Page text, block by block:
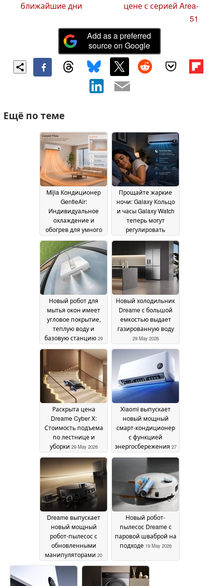
ближайшие дни
цене с серией Area-
51
Add as a preferred
source on Google
Ещё по теме
Mijia Кондиционер
GentleAir:
Индивидуальное
охлаждение и
обогрев для умного
01 June 2026
Прощайте жаркие
ночи: Galaxy Кольцо
и часы Galaxy Watch
теперь могут
регулировать
время сна30 May 2026
Новый робот для
мытья окон имеет
угловое покрытие,
теплую воду и
базовую станцию 29
May 2026
Новый холодильник
Dreame с большой
емкостью выдает
газированную воду
29 May 2026
Раскрыта цена
Dreame Cyber X:
Стоимость подъема
по лестнице и
уборки 29 May 2026
Xiaomi выпускает
новый мощный
смарт-кондиционер
с функцией
энергосбережения 27
May 2026
Dreame выпускает
новый мощный
робот-пылесос с
обновленными
манипуляторами 20
May 2026
Новый робот-
пылесос Dreame с
паровой шваброй на
подходе 19 May 2026